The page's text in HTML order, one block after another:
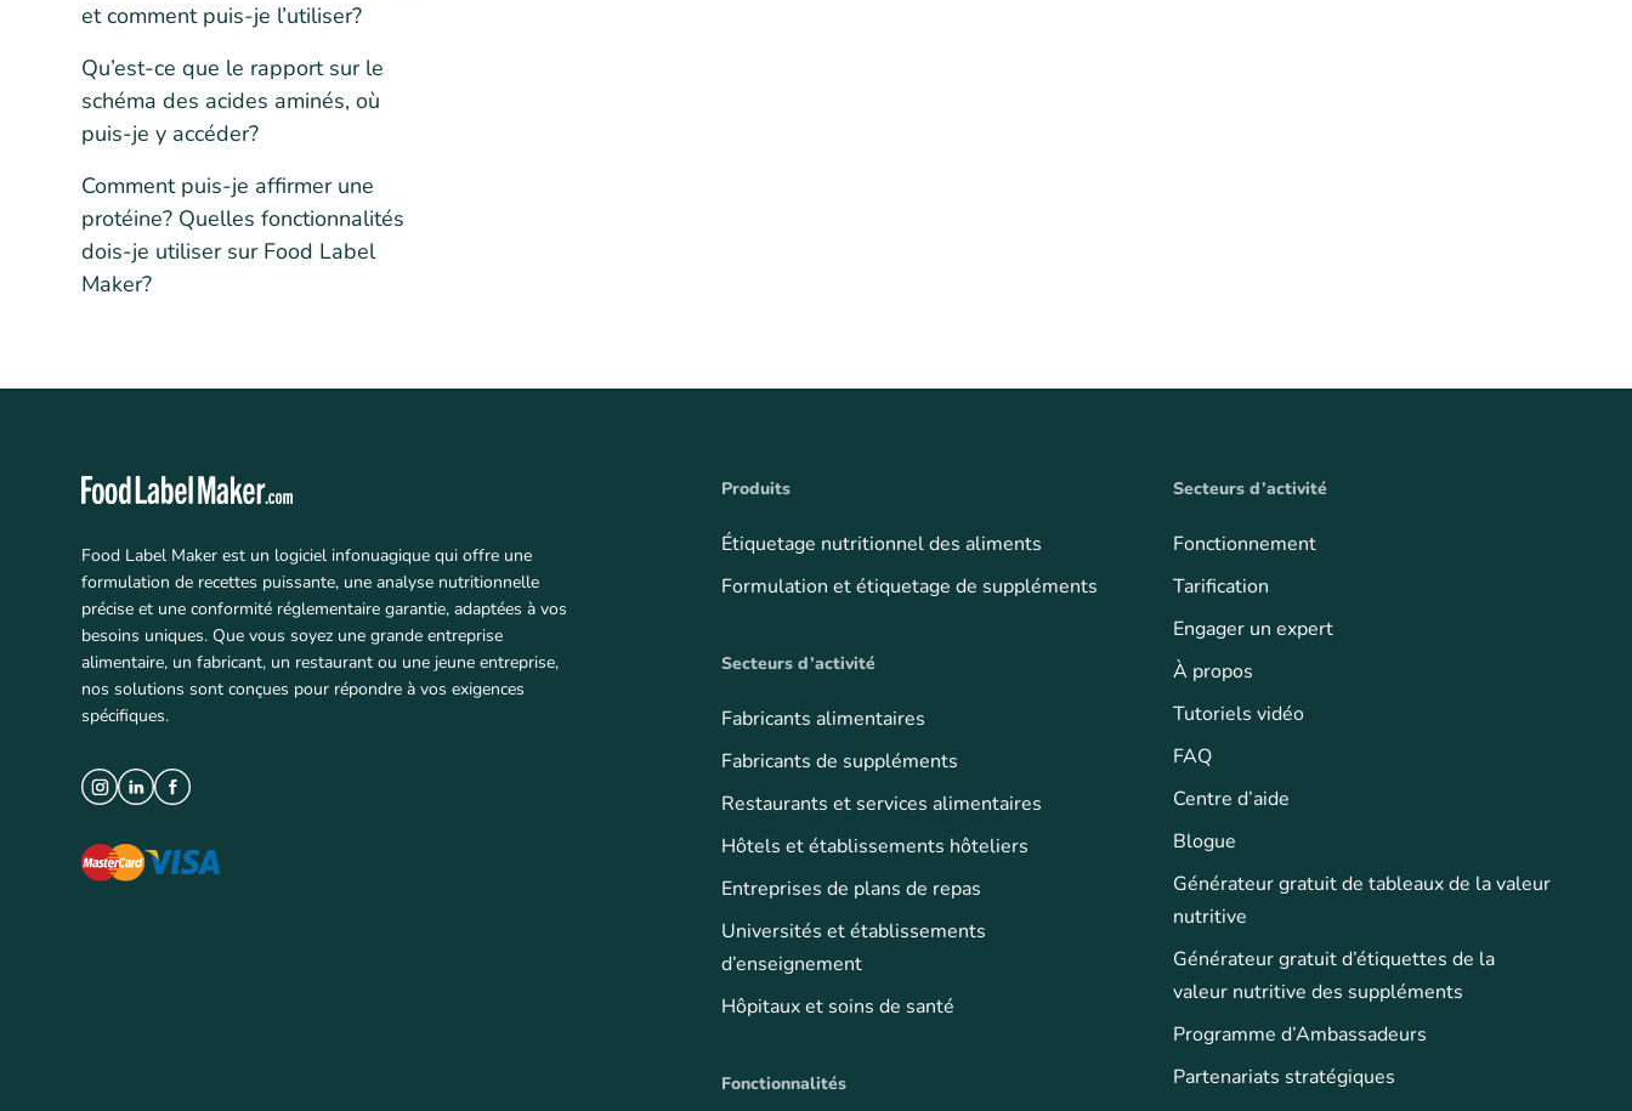
et comment puis-je l’utiliser?
Qu’est-ce que le rapport sur le
schéma des acides aminés, où
puis-je y accéder?
Comment puis-je affirmer une
protéine? Quelles fonctionnalités
dois-je utiliser sur Food Label
Maker?
Food Label Maker est un logiciel infonuagique qui offre une
formulation de recettes puissante, une analyse nutritionnelle
précise et une conformité réglementaire garantie, adaptées à vos
besoins uniques. Que vous soyez une grande entreprise
alimentaire, un fabricant, un restaurant ou une jeune entreprise,
nos solutions sont conçues pour répondre à vos exigences
spécifiques.
Produits
Étiquetage nutritionnel des aliments
Formulation et étiquetage de suppléments
Secteurs d’activité
Fabricants alimentaires
Fabricants de suppléments
Restaurants et services alimentaires
Hôtels et établissements hôteliers
Entreprises de plans de repas
Universités et établissements
d’enseignement
Hôpitaux et soins de santé
Fonctionnalités
Secteurs d’activité
Fonctionnement
Tarification
Engager un expert
À propos
Tutoriels vidéo
FAQ
Centre d’aide
Blogue
Générateur gratuit de tableaux de la valeur
nutritive
Générateur gratuit d’étiquettes de la
valeur nutritive des suppléments
Programme d’Ambassadeurs
Partenariats stratégiques